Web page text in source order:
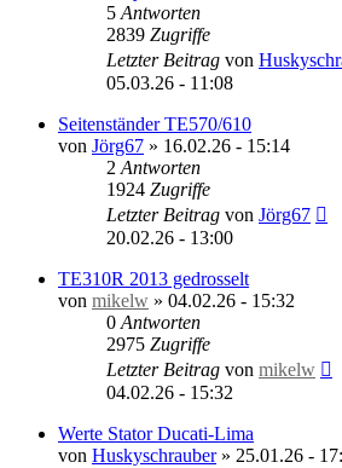
5 Antworten
2839 Zugriffe
Letzter Beitrag von
05.03.26 - 11:08
Seitenständer TE570/610
von Jörg67 » 16.02.26 - 15:14
2 Antworten
1924 Zugriffe
Letzter Beitrag von Jörg67
20.02.26 - 13:00
TE310R 2013 gedrosselt
von mikelw » 04.02.26 - 15:32
0 Antworten
2975 Zugriffe
Letzter Beitrag von mikelw
04.02.26 - 15:32
Werte Stator Ducati-Lima
von Huskyschrauber» 25.01.26 -